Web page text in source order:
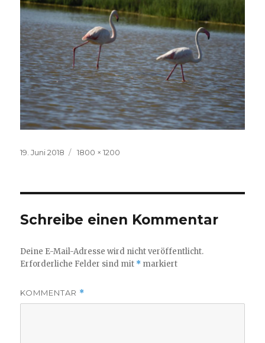
Veröffentlicht
19. Juni 2018
Volle
1800 × 1200
Schreibe einen Kommentar
Deine E-Mail-Adresse wird nicht veröffentlicht.
Erforderliche Felder sind mit * markiert
KOMMENTAR *